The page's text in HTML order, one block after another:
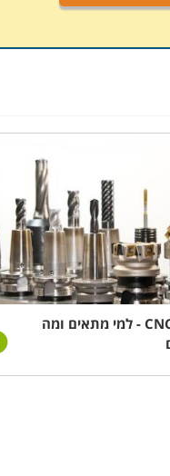
קורס CNC - למי מתאים ומה